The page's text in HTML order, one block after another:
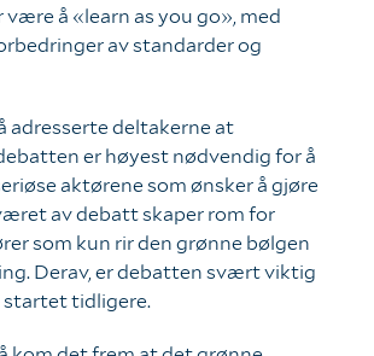
å «learn as you go», med
av standarder og
adresserte deltakerne at
er høyest nødvendig for å
aktørene som ønsker å gjøre
av debatt skaper rom for
som kun rir den grønne bølgen
Derav, er debatten svært viktig
startet tidligere.